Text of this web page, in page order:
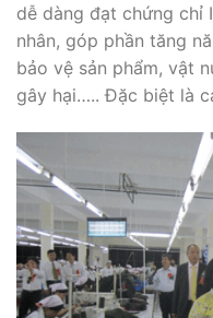
dễ dàng đạt chứng chỉ
nhân, góp phần tăng
bảo vệ sản phẩm, vật
gây hại….. Đặc biệt là